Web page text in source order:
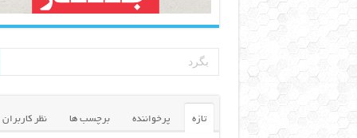
تازه پرخواننده برچسب ها نظر کاربران